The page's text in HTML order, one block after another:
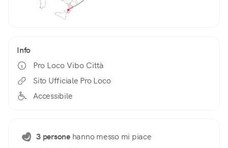
Info
Pro Loco Vibo Città
Sito Ufficiale Pro Loco
Accessibile
3 personehanno messo mi piace